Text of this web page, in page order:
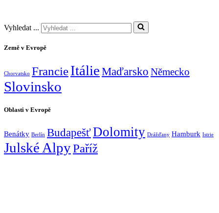
Vyhledat ...
Země v Evropě
Chorvatsko FrancieItálieMaďarsko Německo
Slovinsko
Oblasti v Evropě
Benátky Berlín BudapešťDolomity Drážďany Hamburk Istrie
Julské AlpyPaříž